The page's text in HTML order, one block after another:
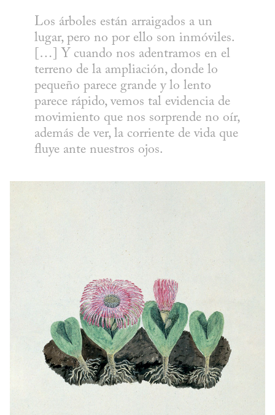
Los árboles están arraigados a un
lugar, pero no por ello son inmóviles.
[…] Y cuando nos adentramos en el
terreno de la ampliación, donde lo
pequeño parece grande y lo lento
parece rápido, vemos tal evidencia de
movimiento que nos sorprende no oír,
además de ver, la corriente de vida que
fluye ante nuestros ojos.